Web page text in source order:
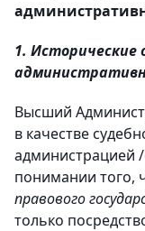
1. Исторические
Высший
в качестве
администрацией
понимании того,
правового
только